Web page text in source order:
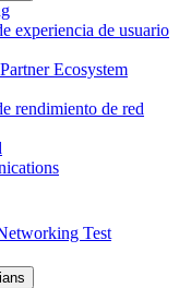
experiencia de usuario
Ecosystem
rendimiento de red
Test